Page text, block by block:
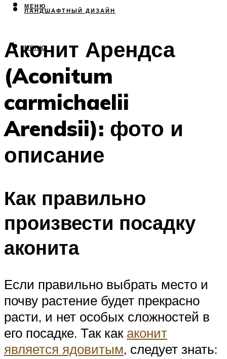
ЛАНДШАФТНЫЙ ДИЗАЙН
МЕНЮ
МЕНЮ
Аконит Арендса
(Aconitum
carmichaelii
Arendsii): фото и
описание
Как правильно
произвести посадку
аконита
Если правильно выбрать место и
почву растение будет прекрасно
расти, и нет особых сложностей в
его посадке. Так как аконит
является ядовитым, следует знать: